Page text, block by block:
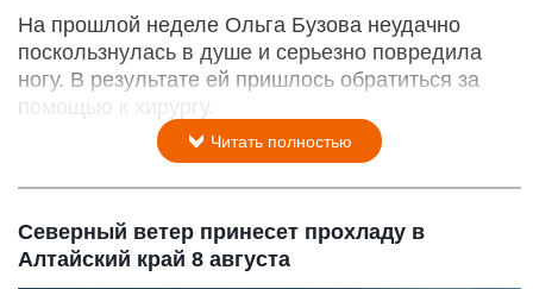
На прошлой неделе Ольга Бузова неудачно
поскользнулась в душе и серьезно повредила
ногу. В результате ей пришлось обратиться за
помощью к хирургу.
Читать полностью
Северный ветер принесет прохладу в
Алтайский край 8 августа